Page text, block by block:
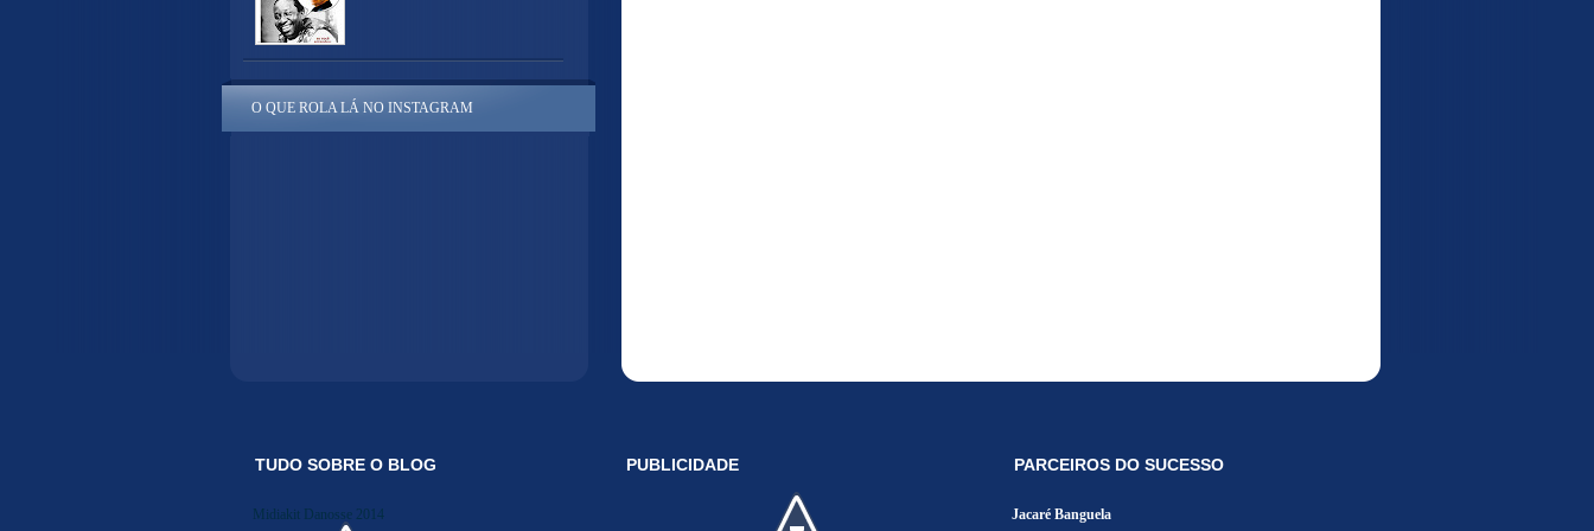
O QUE ROLA LÁ NO INSTAGRAM
TUDO SOBRE O BLOG
Midiakit Danosse 2014
PUBLICIDADE PARCEIROS DO SUCESSO
Jacaré Banguela